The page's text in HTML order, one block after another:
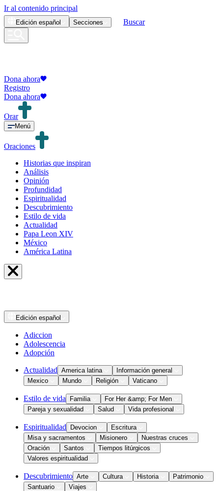
Ir al contenido principal
Edición español Secciones Buscar
Dona ahora
Registro
Dona ahora
Orar
Menú
Oraciones
Historias que inspiran
Análisis
Opinión
Profundidad
Espiritualidad
Descubrimiento
Estilo de vida
Actualidad
Papa Leon XIV
México
América Latina
Edición español
Adiccion
Adolescencia
Adopción
Actualidad America latina
Información general
Mexico
Mundo Religión Vaticano
Estilo de vida Familia
For Her &amp; For Men
Pareja y sexualidad
Salud Vida profesional
Espiritualidad Devocion
Escritura
Misa y sacramentos
Misionero
Nuestras cruces
Oración
Santos
Tiempos litúrgicos
Valores espiritualidad
Descubrimiento Arte Cultura Historia
Patrimonio
Santuario
Viajes